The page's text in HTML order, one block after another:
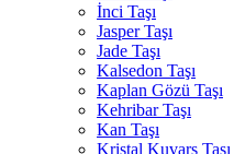
İnci Taşı
Jasper Taşı
Jade Taşı
Kalsedon Taşı
Kaplan Gözü Taşı
Kehribar Taşı
Kan Taşı
Kristal Kuvars Taşı